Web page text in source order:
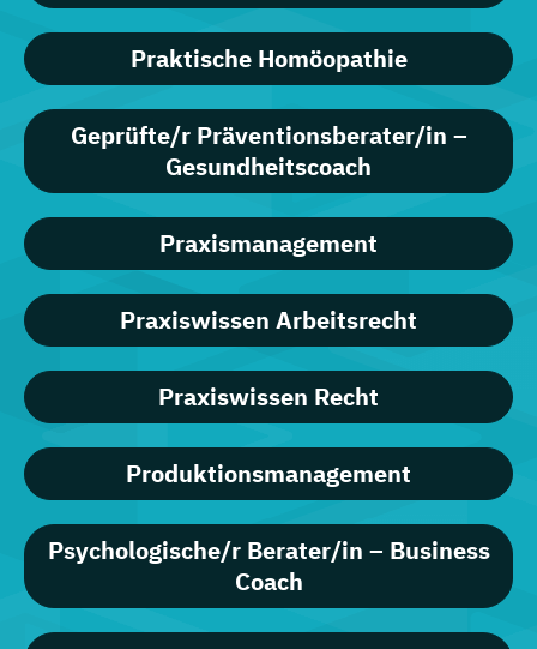
Praktische Homöopathie
Geprüfte/r Präventionsberater/in –
Gesundheitscoach
Praxismanagement
Praxiswissen Arbeitsrecht
Praxiswissen Recht
Produktionsmanagement
Psychologische/r Berater/in – Business
Coach